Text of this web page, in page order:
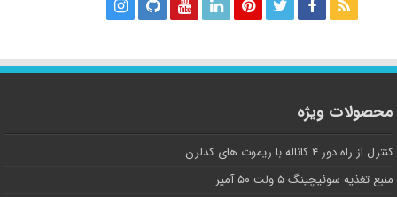
محصولات ویژه
کنترل از راه دور ۴ کاناله با ریموت های کدلرن
منبع تغذیه سوئیچینگ ۵ ولت ۵۰ آمپر